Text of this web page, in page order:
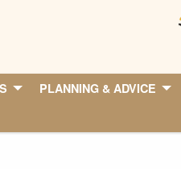
PLANNING & ADVICE